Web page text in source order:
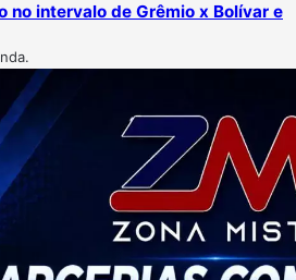
no intervalo de Grêmio x Bolívar e